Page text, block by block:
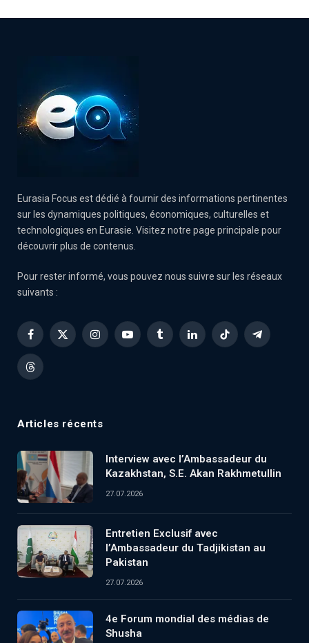
Eurasia Focus est dédié à fournir des informations pertinentes
sur les dynamiques politiques, économiques, culturelles et
technologiques en Eurasie. Visitez notre page principale pour
découvrir plus de contenus.
Pour rester informé, vous pouvez nous suivre sur les réseaux
suivants :
Facebook
X
InstagramYouTubeTumblrLinkedInTikTok Telegram
Threads
Articles récents
Interview avec l’Ambassadeur du
Kazakhstan, S.E. Akan Rakhmetullin
27.07.2026
Entretien Exclusif avec
l’Ambassadeur du Tadjikistan au
Pakistan
27.07.2026
4e Forum mondial des médias de
Shusha